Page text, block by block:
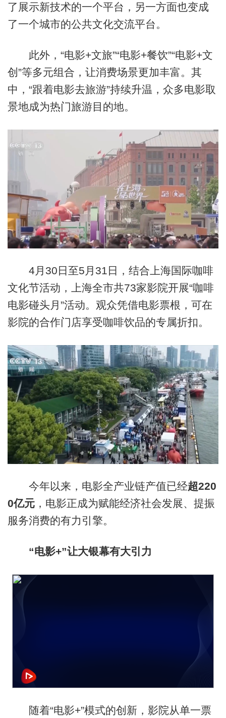
了展示新技术的一个平台，另一方面也变成
了一个城市的公共文化交流平台。
此外，“电影+文旅”“电影+餐饮”“电影+文
创”等多元组合，让消费场景更加丰富。其
中，“跟着电影去旅游”持续升温，众多电影取
景地成为热门旅游目的地。
4月30日至5月31日，结合上海国际咖啡
文化节活动，上海全市共73家影院开展“咖啡
电影碰头月”活动。观众凭借电影票根，可在
影院的合作门店享受咖啡饮品的专属折扣。
今年以来，电影全产业链产值已经超220
0亿元，电影正成为赋能经济社会发展、提振
服务消费的有力引擎。
“电影+”让大银幕有大引力
随着“电影+”模式的创新，影院从单一票